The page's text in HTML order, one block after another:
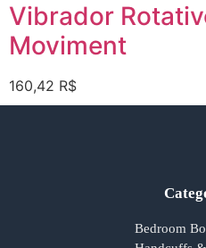
Vibrador
Moviment
160,42 R$
Bedroom